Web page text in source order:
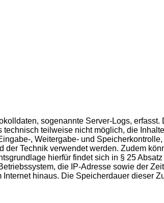
sogenannte Server-Logs,
teilweise nicht möglich, die
, Weitergabe- und
Technik verwendet werden. Zudem
hierfür findet sich in § 25
die IP-Adresse sowie der
hinaus. Die Speicherdauer dieser